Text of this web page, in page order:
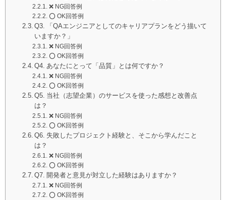
❌ NG回答例
⭕️ OK回答例
Q3. 「QAエンジニアとしてのキャリアプランをどう描いて
いますか？」
❌ NG回答例
⭕️ OK回答例
Q4. あなたにとって「品質」とは何ですか？
❌ NG回答例
⭕️ OK回答例
Q5. 当社（志望企業）のサービスを使った感想と改善点
は？
❌ NG回答例
⭕️ OK回答例
Q6. 失敗したプロジェクト経験と、そこから学んだこと
は？
❌ NG回答例
⭕️ OK回答例
Q7. 開発者と意見が対立した経験はありますか？
❌ NG回答例
⭕️ OK回答例